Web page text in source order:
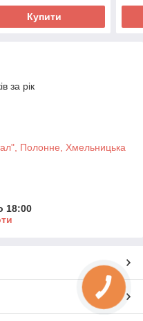
Купити
за рік
Полонне, Хмельницька
18:00
КНОПКА
ЗВ'ЯЗКУ